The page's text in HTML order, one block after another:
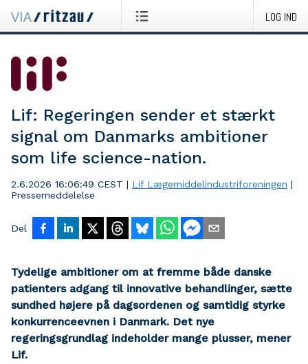
LOG IND
Lif: Regeringen sender et stærkt
signal om Danmarks ambitioner
som life science-nation.
2.6.2026 16:06:49 CEST | Lif Lægemiddelindustriforeningen |
Pressemeddelelse
Del
Tydelige ambitioner om at fremme både danske
patienters adgang til innovative behandlinger, sætte
sundhed højere på dagsordenen og samtidig styrke
konkurrenceevnen i Danmark. Det nye
regeringsgrundlag indeholder mange plusser, mener
Lif.